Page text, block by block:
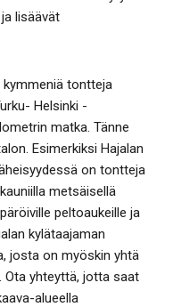
lisäävät
kymmeniä tontteja
Helsinki -
matka. Tänne
Esimerkiksi Hajalan
on tontteja
metsäisellä
peltoaukeille ja
kylätaajaman
josta on myöskin yhtä
yhteyttä, jotta saat
alueella